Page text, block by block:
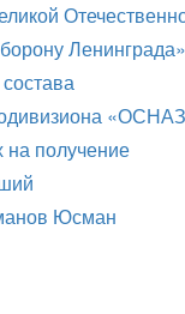
на получение
Юсман